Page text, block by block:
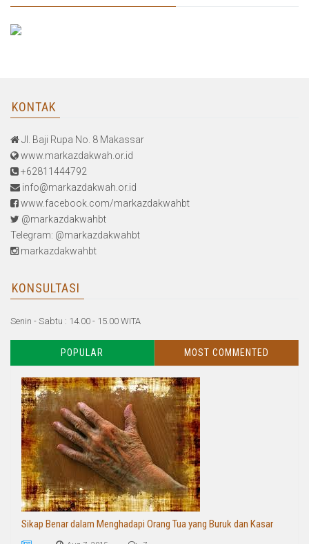
KONTAK
Jl. Baji Rupa No. 8 Makassar
www.markazdakwah.or.id
+62811444792
info@markazdakwah.or.id
www.facebook.com/markazdakwahbt
@markazdakwahbt
Telegram: @markazdakwahbt
markazdakwahbt
KONSULTASI
Senin - Sabtu : 14.00 - 15.00 WITA
POPULAR MOST COMMENTED
Sikap Benar dalam Menghadapi Orang Tua yang Buruk dan Kasar